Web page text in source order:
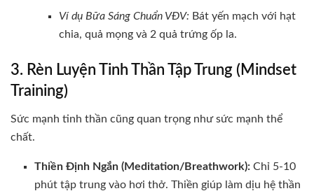
Ví dụ Bữa Sáng Chuẩn VĐV: Bát yến mạch với hạt
chia, quả mọng và 2 quả trứng ốp la.
3. Rèn Luyện Tinh Thần Tập Trung (Mindset
Training)
Sức mạnh tinh thần cũng quan trọng như sức mạnh thể
chất.
Thiền Định Ngắn (Meditation/Breathwork): Chỉ 5-10
phút tập trung vào hơi thở. Thiền giúp làm dịu hệ thần